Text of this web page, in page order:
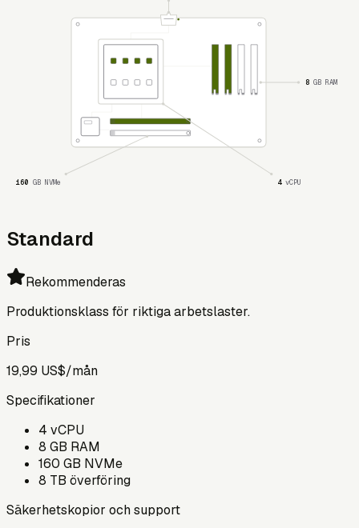
8 GB RAM
4 vCPU
160 GB NVMe
Standard
Rekommenderas
Produktionsklass för riktiga arbetslaster.
Pris
19,99 US$/mån
Specifikationer
4 vCPU
8 GB RAM
160 GB NVMe
8 TB överföring
Säkerhetskopior och support